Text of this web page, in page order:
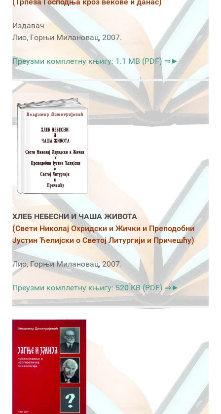
Издавач
Лио, Горњи Милановац, 2007.
Преузми комплетну књигу: 1.1 MB (PDF) ⇒►
ХЛЕБ НЕБЕСНИ И ЧАША ЖИВОТА
(Свети Николај Охридски и Жички и Преподобни
Јустин Ћелијски о Светој Литургији и Причешћу)
Лио, Горњи Милановац, 2007.
Преузми комплетну књигу: 520 KB (PDF) ⇒►